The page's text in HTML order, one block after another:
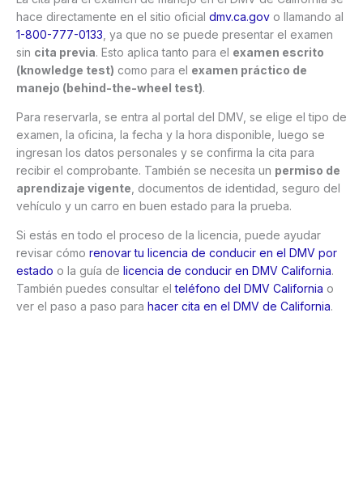
hace directamente en el sitio oficial dmv.ca.gov o llamando al
1-800-777-0133 , ya que no se puede presentar el examen
sin cita previa. Esto aplica tanto para el examen escrito
(knowledge test) como para el examen práctico de
manejo (behind-the-wheel test).
Para reservarla, se entra al portal del DMV, se elige el tipo de
examen, la oficina, la fecha y la hora disponible, luego se
ingresan los datos personales y se confirma la cita para
recibir el comprobante. También se necesita un permiso de
aprendizaje vigente , documentos de identidad, seguro del
vehículo y un carro en buen estado para la prueba.
Si estás en todo el proceso de la licencia, puede ayudar
revisar cómo renovar tu licencia de conducir en el DMV por
estado o la guía de licencia de conducir en DMV California.
También puedes consultar elteléfono del DMV California o
ver el paso a paso para hacer cita en el DMV de California.